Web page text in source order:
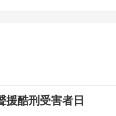
酷刑受害者日